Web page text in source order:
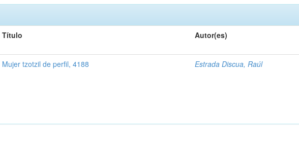
Título Autor(es)
Mujer tzotzil de perfil, 4188 Estrada Discua, Raúl